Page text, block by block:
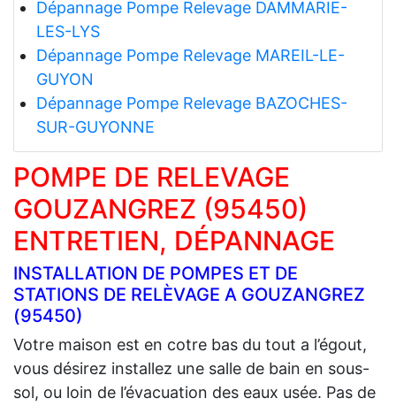
Dépannage Pompe Relevage DAMMARIE-
LES-LYS
Dépannage Pompe Relevage MAREIL-LE-
GUYON
Dépannage Pompe Relevage BAZOCHES-
SUR-GUYONNE
POMPE DE RELEVAGE
GOUZANGREZ (95450)
ENTRETIEN, DÉPANNAGE
INSTALLATION DE POMPES ET DE
STATIONS DE RELÈVAGE A GOUZANGREZ
(95450)
Votre maison est en cotre bas du tout a l’égout,
vous désirez installez une salle de bain en sous-
sol, ou loin de l’évacuation des eaux usée. Pas de